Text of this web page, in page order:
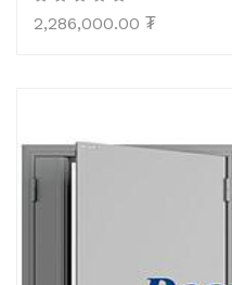
2,286,000.00 ₮